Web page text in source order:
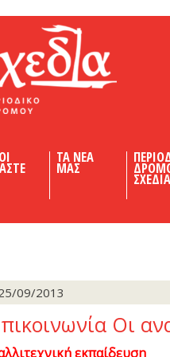
ΤΑ ΝΕΑ
ΜΑΣ
ΣΧΕΔΙΑ
09/2013
Οι
εκπαίδευση